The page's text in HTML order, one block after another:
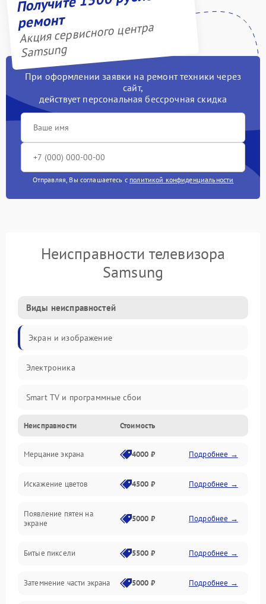
ремонт
Акция сервисного центра
Samsung
При оформлении заявки на ремонт техники через
сайт,
действует персональная бессрочная скидка
Отправляя, Вы соглашаетесь с политикой конфиденциальности
Неисправности телевизора
Samsung
Виды неисправностей
Экран и изображение
Электроника
Smart TV и программные сбои
Питание и запуск
Подсветка и LED-модули
Звук и аудиосистема
Сигнал и приём каналов
Механические повреждения
Неисправности Стоимость
Мерцание экрана 4000 ₽ Подробнее →
Искажение цветов 4500 ₽ Подробнее →
Появление пятен на
экране
5000 ₽ Подробнее →
Битые пиксели 5500 ₽ Подробнее →
Затемнение части экрана 5000 ₽ Подробнее →